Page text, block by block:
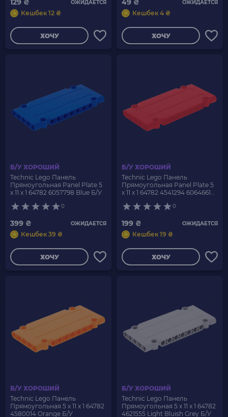
129 ₴ ОЖИДАЕТСЯ
Кешбек 12 ₴
ХОЧУ
49 ₴ ОЖИДАЕТСЯ
Кешбек 4 ₴
ХОЧУ
Б/У ХОРОШИЙ
Technic Lego Панель
Прямоугольная Panel Plate 5
x 11 x 1 64782 6057798 Blue Б/У
0
399 ₴ ОЖИДАЕТСЯ
Кешбек 39 ₴
ХОЧУ
Б/У ХОРОШИЙ
Technic Lego Панель
Прямоугольная Panel Plate 5
x 11 x 1 64782 4541294 6064661
0
199 ₴ ОЖИДАЕТСЯ
Кешбек 19 ₴
ХОЧУ
Б/У ХОРОШИЙ
Technic Lego Панель
Прямоугольная 5 x 11 x 1 64782
4580014 Orange Б/У
Б/У ХОРОШИЙ
Technic Lego Панель
Прямоугольная 5 x 11 x 1 64782
4621555 Light Bluish Grey Б/У